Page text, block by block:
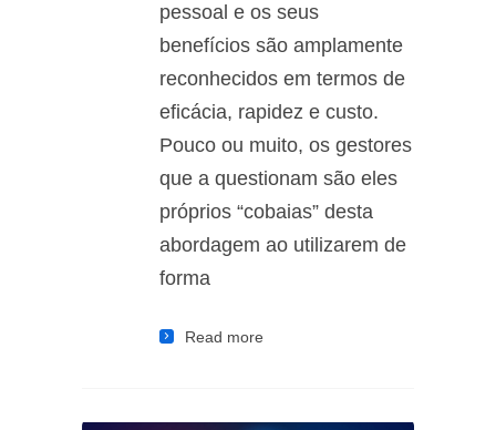
pessoal e os seus
benefícios são amplamente
reconhecidos em termos de
eficácia, rapidez e custo.
Pouco ou muito, os gestores
que a questionam são eles
próprios “cobaias” desta
abordagem ao utilizarem de
forma
Read more